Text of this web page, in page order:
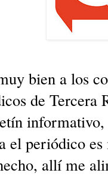
bien a los
de Tercera
el periódico
allí me